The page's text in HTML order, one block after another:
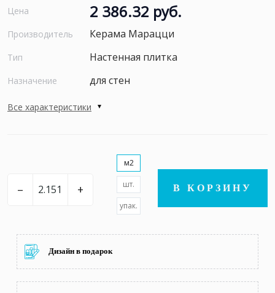
Цена 2 386.32 руб.
Производитель Керама Марацци
Тип Настенная плитка
Назначение для стен
Все характеристики
– +
м2
шт.
упак.
В КОРЗИНУ
Дизайн в подарок